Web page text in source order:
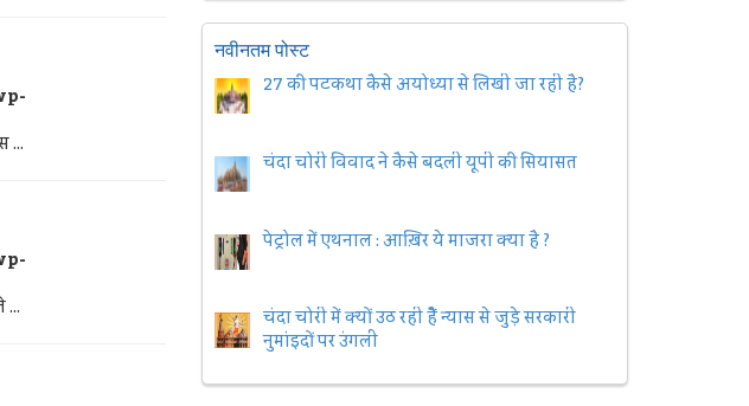
...
नवीनतम पोस्ट
27 की पटकथा कैसे अयोध्या से लिखी जा रही है?
चंदा चोरी विवाद ने कैसे बदली यूपी की सियासत
पेट्रोल में एथनाल : आख़िर ये माजरा क्या है ?
चंदा चोरी में क्यों उठ रही हैैं न्यास से जुड़े सरकारी
नुमांइदों पर उंगली